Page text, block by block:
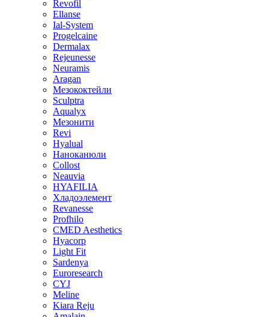
Revofil
Ellanse
Ial-System
Progelcaine
Dermalax
Rejeunesse
Neuramis
Aragan
Мезококтейли
Sculptra
Aqualyx
Мезонити
Revi
Hyalual
Наноканюли
Collost
Neauvia
HYAFILIA
Хладоэлемент
Revanesse
Profhilo
CMED Aesthetics
Hyacorp
Light Fit
Sardenya
Euroresearch
CYJ
Meline
Kiara Reju